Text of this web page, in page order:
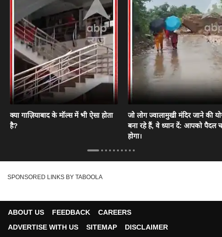
क्या गाज़ियाबाद के मॉल्स में भी ऐसा होता
है?
जो लोग ज्वालामुखी मंदिर जाने की
बना रहे हैं, वे ध्यान दें: आपको पैदल
होगा।
SPONSORED LINKS BY TABOOLA
ABOUT US FEEDBACK
CAREERS
ADVERTISE WITH US
SITEMAP
DISCLAIMER